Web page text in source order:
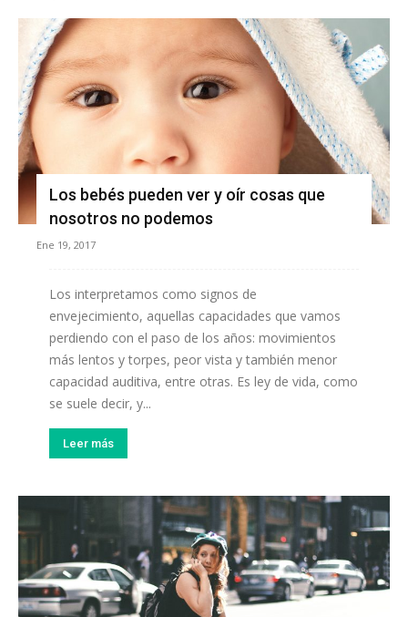
Los bebés pueden ver y oír cosas que
nosotros no podemos
Ene 19, 2017
Los interpretamos como signos de
envejecimiento, aquellas capacidades que vamos
perdiendo con el paso de los años: movimientos
más lentos y torpes, peor vista y también menor
capacidad auditiva, entre otras. Es ley de vida, como
se suele decir, y...
Leer más